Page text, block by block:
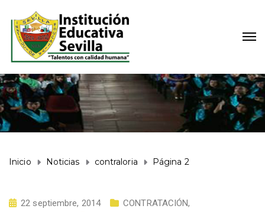
Inicio Noticias contraloria Página 2
22 septiembre, 2014 CONTRATACIÓN,